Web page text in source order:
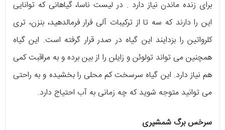
برای زنده ماندن نیاز دارد . در لیست ناسا، گیاهانی که توانایی
این را دارند که سه تا از ترکیبات آلی فرار فرمالدهید، بنزن، تری
کلرواتین را بزدایند این گیاه در صدر قرار گرفته است. این گیاه
همچنین می تواند تولوئن و زایلن را از بین برده و به مراقبت کمی
هم نیاز دارد. این گیاه سرسخت کم محلی را بخشیده و به راحتی
می توانید متوجه شوید که چه زمانی به آب احتیاج دارد.
سرخس برگ شمشیری